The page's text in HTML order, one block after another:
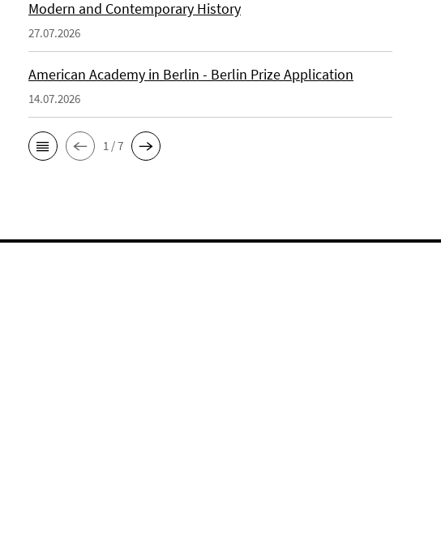
Modern and Contemporary History
27.07.2026
American Academy in Berlin - Berlin Prize Application
14.07.2026
1 / 7